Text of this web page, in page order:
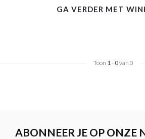
GA VERDER MET
Toon 1- 0van 0
ABONNEER JE OP ONZE